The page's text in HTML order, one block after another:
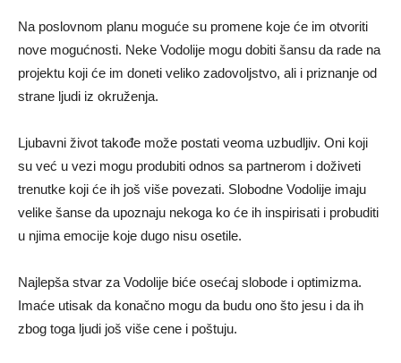
Na poslovnom planu moguće su promene koje će im otvoriti
nove mogućnosti. Neke Vodolije mogu dobiti šansu da rade na
projektu koji će im doneti veliko zadovoljstvo, ali i priznanje od
strane ljudi iz okruženja.
Ljubavni život takođe može postati veoma uzbudljiv. Oni koji
su već u vezi mogu produbiti odnos sa partnerom i doživeti
trenutke koji će ih još više povezati. Slobodne Vodolije imaju
velike šanse da upoznaju nekoga ko će ih inspirisati i probuditi
u njima emocije koje dugo nisu osetile.
Najlepša stvar za Vodolije biće osećaj slobode i optimizma.
Imaće utisak da konačno mogu da budu ono što jesu i da ih
zbog toga ljudi još više cene i poštuju.